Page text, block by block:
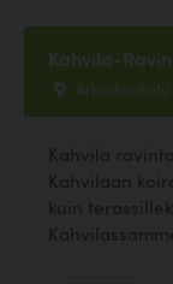
Kahvila-
Arkadiankatu
Kahvila
Kahvilaan
kuin